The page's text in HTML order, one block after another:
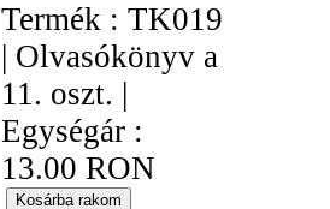
Termék : TK019
| Olvasókönyv a
11. oszt. |
Egységár :
13.00 RON